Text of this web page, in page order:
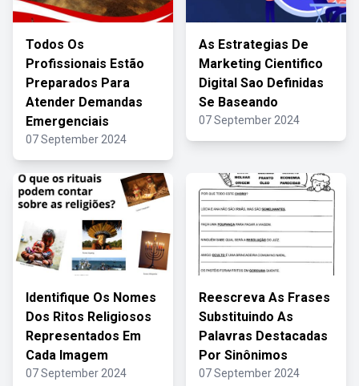
Todos Os
Profissionais Estão
Preparados Para
Atender Demandas
Emergenciais
07 September 2024
As Estrategias De
Marketing Cientifico
Digital Sao Definidas
Se Baseando
07 September 2024
Identifique Os Nomes
Dos Ritos Religiosos
Representados Em
Cada Imagem
07 September 2024
Reescreva As Frases
Substituindo As
Palavras Destacadas
Por Sinônimos
07 September 2024